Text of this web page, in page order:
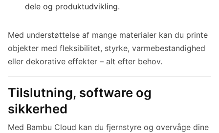
dele og produktudvikling.
Med understøttelse af mange materialer kan du printe
objekter med fleksibilitet, styrke, varmebestandighed
eller dekorative effekter – alt efter behov.
Tilslutning, software og
sikkerhed
Med Bambu Cloud kan du fjernstyre og overvåge dine